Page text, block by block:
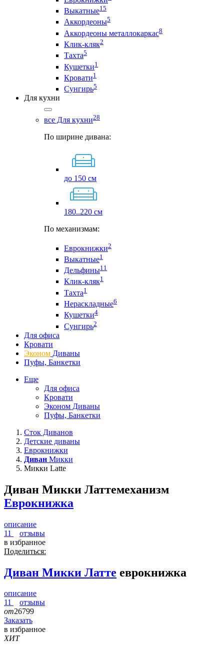
Выкатные15
Аккордеоны5
Аккордеоны металлокаркас8
Клик-кляк2
Тахта5
Кушетки1
Кровати1
Сунгирь5
Для кухни
все Для кухни28
По ширине дивана:
до 150 см
180..220 см
По механизмам:
Еврокнижки2
Выкатные1
Дельфины11
Клик-кляк1
Тахта1
Нераскладные6
Кушетки4
Сунгирь2
Для офиса
Кровати
Эконом Диваны
Пуфы, Банкетки
Еще
Для офиса
Кровати
Эконом Диваны
Пуфы, Банкетки
Сток Диванов
Детские диваны
Еврокнижки
Диван Микки
Микки Latte
Диван Микки Латтемеханизм
Еврокнижка
описание
11
отзывы
в избранное
Поделиться:
Диван Микки Латте еврокнижка
описание
11
отзывы
от26799
Заказать
в избранное
ХИТ